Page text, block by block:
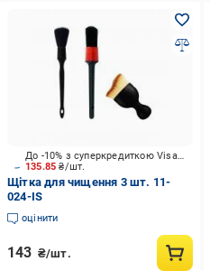
135.85₴/шт.
До -10% з суперкредиткою Visa Вигода
Щітка для чищення 3 шт. 11-
024-IS
оцінити
143 ₴/шт.